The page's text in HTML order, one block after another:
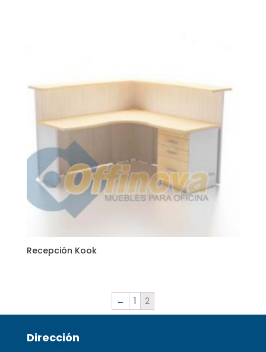
Recepción Kook
← 1 2
Dirección